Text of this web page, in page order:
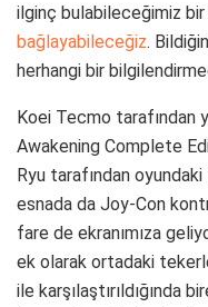
ilginç bulabileceğimiz
bağlayabileceğiz.
herhangi bir
Koei Tecmo tarafından
Awakening Complete
Ryu tarafından oyundaki
esnada da Joy-Con
fare de ekranımıza
ek olarak ortadaki
ile karşılaştırıldığında